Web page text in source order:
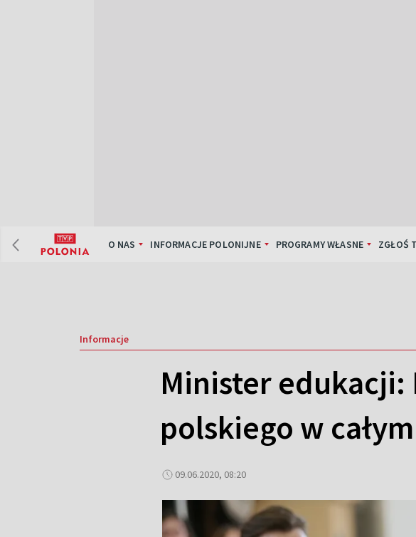
O NAS INFORMACJE POLONIJNE PROGRAMY WŁASNE ZGŁOŚ
Informacje
Minister edukacji:
polskiego w
09.06.2020, 08:20